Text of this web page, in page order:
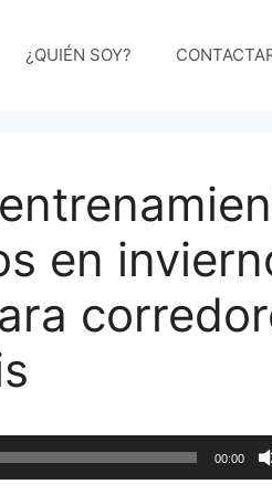
¿QUIÉN SOY?
en
00:00